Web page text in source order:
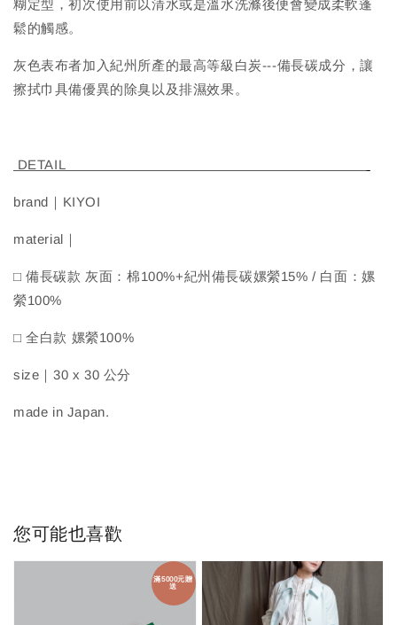
糊定型，初次使用前以清水或是溫水洗滌後便會變成柔軟蓬
鬆的觸感。
灰色表布者加入紀州所產的最高等級白炭---備長碳成分，讓
擦拭巾具備優異的除臭以及排濕效果。
DETAIL
brand｜KIYOI
material｜
□ 備長碳款 灰面：棉100%+紀州備長碳嫘縈15% / 白面：嫘
縈100%
□ 全白款 嫘縈100%
size｜30 x 30 公分
made in Japan.
您可能也喜歡
滿5000元贈
送